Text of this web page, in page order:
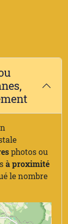
photos ou
à proximité
le nombre